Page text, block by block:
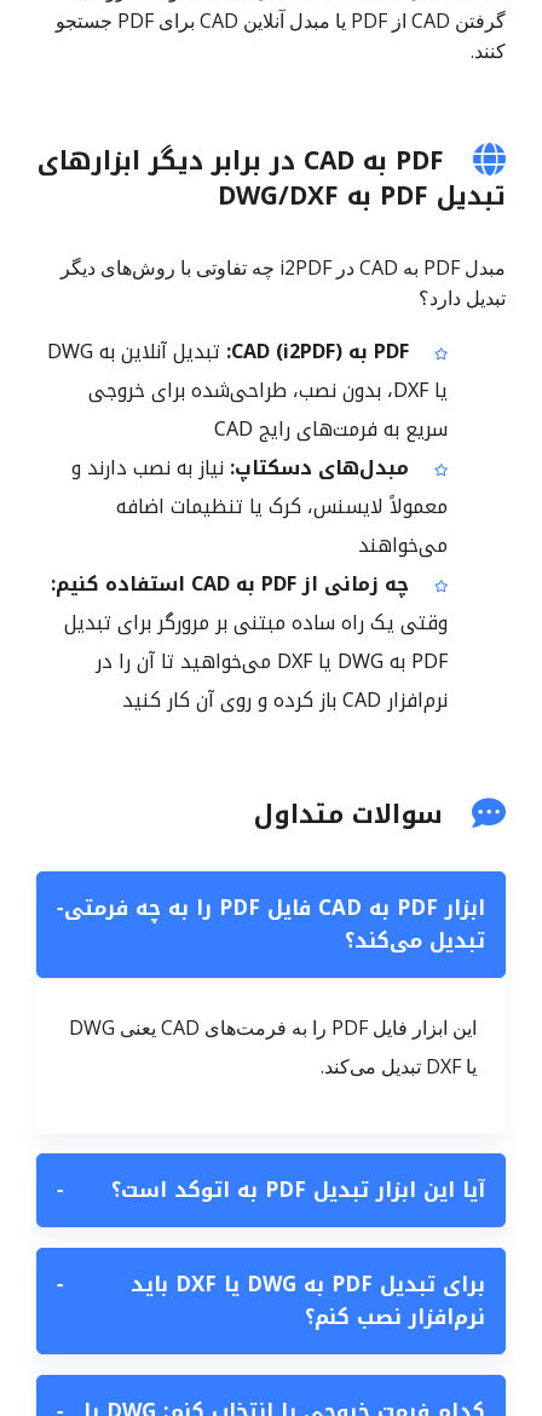
گرفتن CAD از PDF یا مبدل آنلاین CAD برای PDF جستجو
کنند.
PDF به CAD در برابر دیگر ابزارهای
تبدیل PDF به DWG/DXF
مبدل PDF به CAD در i2PDF چه تفاوتی با روش‌های دیگر
تبدیل دارد؟
PDF به CAD (i2PDF):
تبدیل آنلاین به DWG
یا DXF، بدون نصب، طراحی‌شده برای خروجی
سریع به فرمت‌های رایج CAD
مبدل‌های دسکتاپ:نیاز به نصب دارند و
معمولاً لایسنس، کرک یا تنظیمات اضافه
می‌خواهند
چه زمانی از PDF به CAD استفاده کنیم:
وقتی یک راه ساده مبتنی بر مرورگر برای تبدیل
PDF به DWG یا DXF می‌خواهید تا آن را در
نرم‌افزار CAD باز کرده و روی آن کار کنید
سوالات متداول
ابزار PDF به CAD فایل PDF را به چه فرمتی
تبدیل می‌کند؟
−
این ابزار فایل PDF را به فرمت‌های CAD یعنی DWG
یا DXF تبدیل می‌کند.
آیا این ابزار تبدیل PDF به اتوکد است؟ −
برای تبدیل PDF به DWG یا DXF باید
نرم‌افزار نصب کنم؟
−